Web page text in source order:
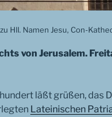
Hll. Namen Jesu, Con-
von Jerusalem.
läßt grüßen, das
Lateinischen